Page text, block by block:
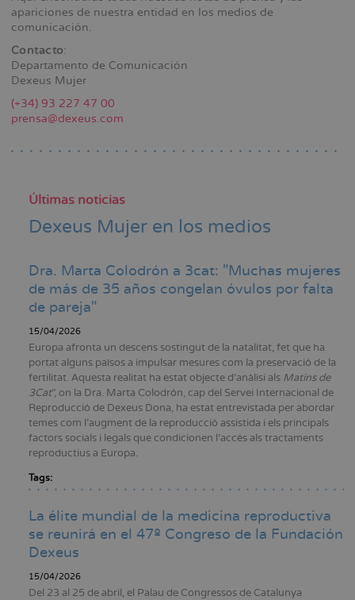
la
navegación
apariciones de nuestra entidad en los medios de
comunicación.
Contacto:
Departamento de Comunicación
Dexeus Mujer
(+34) 93 227 47 00
prensa@dexeus.com
Últimas noticias
Dexeus Mujer en los medios
Dra. Marta Colodrón a 3cat: "Muchas mujeres
de más de 35 años congelan óvulos por falta
de pareja"
15/04/2026
Europa afronta un descens sostingut de la natalitat, fet que ha
portat alguns països a impulsar mesures com la preservació de la
fertilitat. Aquesta realitat ha estat objecte d’anàlisi als Matins de
3Cat”, on la Dra. Marta Colodrón, cap del Servei Internacional de
Reproducció de Dexeus Dona, ha estat entrevistada per abordar
temes com l’augment de la reproducció assistida i els principals
factors socials i legals que condicionen l’accés als tractaments
reproductius a Europa.
Tags:
La élite mundial de la medicina reproductiva
se reunirá en el 47º Congreso de la Fundación
Dexeus
15/04/2026
Del 23 al 25 de abril, el Palau de Congressos de Catalunya